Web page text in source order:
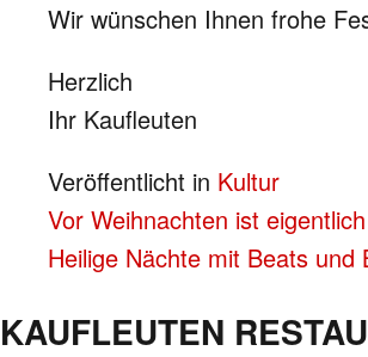
Wir wünschen Ihnen frohe
Herzlich
Ihr Kaufleuten
Veröffentlicht in Kultur
BEITRAGS-
NAVIGATION
Vor Weihnachten ist
Heilige Nächte mit Beats und
KAUFLEUTEN